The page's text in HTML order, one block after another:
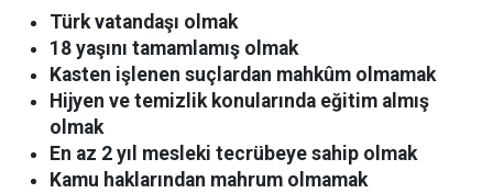
Türk vatandaşı olmak
18 yaşını tamamlamış olmak
Kasten işlenen suçlardan mahkûm olmamak
Hijyen ve temizlik konularında eğitim almış
olmak
En az 2 yıl mesleki tecrübeye sahip olmak
Kamu haklarından mahrum olmamak